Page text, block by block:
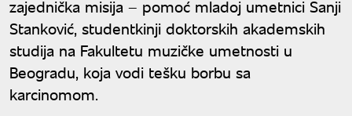
zajednička misija – pomoć mladoj umetnici Sanji
Stanković, studentkinji doktorskih akademskih
studija na Fakultetu muzičke umetnosti u
Beogradu, koja vodi tešku borbu sa
karcinomom.